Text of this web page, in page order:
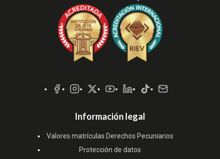
Sociales
Información legal
Valores matrículas Derechos Pecuniarios
Protección de datos